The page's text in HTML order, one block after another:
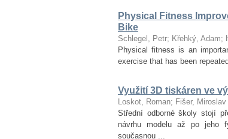
Physical Fitness
Bike
Schlegel, Petr; Křehký, Adam;
Physical fitness is an
exercise that has been
Využití 3D tiskáren ve
Loskot, Roman; Fišer, Miroslav
Střední odborné školy stojí
návrhu modelu až po jeho
současnou ...